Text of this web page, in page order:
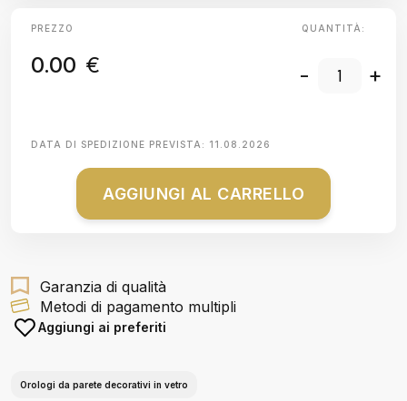
PREZZO
0.00 €
QUANTITÀ:
- +
DATA DI SPEDIZIONE PREVISTA: 11.08.2026
AGGIUNGI AL CARRELLO
Garanzia di qualità
Metodi di pagamento multipli
Aggiungi ai preferiti
Orologi da parete decorativi in vetro